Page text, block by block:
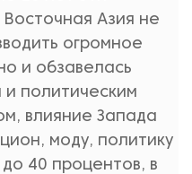
Азия не
огромное
и обзавелась
и политическим
влияние Запада
моду, политику
40 процентов, в